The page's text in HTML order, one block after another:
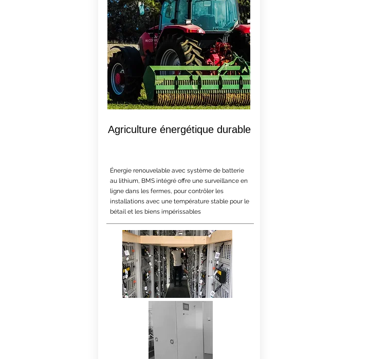
Agriculture énergétique durable
Énergie renouvelable avec système de batterie
au lithium, BMS intégré offre une surveillance en
ligne dans les fermes, pour contrôler les
installations avec une température stable pour le
bétail et les biens impérissables